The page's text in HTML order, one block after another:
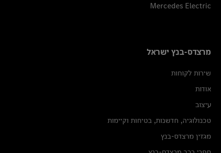
Mercedes Electric
מרצדס-בנץ ישראל
שירות לקוחות
אודות
עיצוב
טכנולוגיה, חדשנות, בטיחות וקיימות
מגזין מרצדס-בנץ